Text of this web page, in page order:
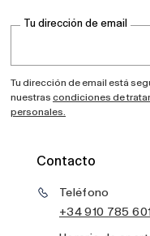
Tu dirección de email
Tu dirección de email está
nuestras condiciones de
personales.
Contacto
Teléfono
+34 910 785